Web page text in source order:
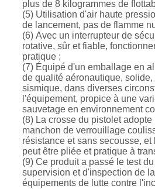
plus de 8 kilogrammes de
(5) Utilisation d'air haute
de lancement, pas de flamme
(6) Avec un interrupteur de
rotative, sûr et fiable,
pratique ;
(7) Équipé d'un emballage en
de qualité aéronautique, solide,
sismique, dans diverses
l'équipement, propice à une
sauvetage en environnement
(8) La crosse du pistolet
manchon de verrouillage
résistance et sans secousse,
peut être pliée et pratique à
(9) Ce produit a passé le test
supervision et d'inspection de
équipements de lutte contre